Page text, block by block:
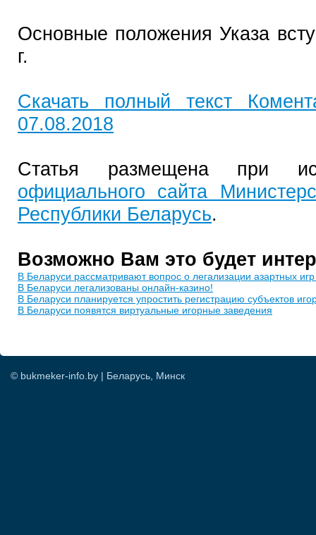
Основные положения Указа
г.
Скачать полный текст
07.08.2018
Статья размещена при
официального сайта
Республики Беларусь.
Возможно Вам это будет
В Беларуси рассматривают вопрос о легализации азартных
В Беларуси легализованы онлайн-казино!
В Беларуси планируется упростить регистрацию субъектов
В Беларуси появятся виртуальные игорные заведения
© bukmeker-info.by | Беларусь, Минск